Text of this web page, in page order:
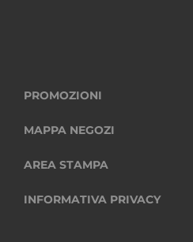
PROMOZIONI
MAPPA NEGOZI
AREA STAMPA
INFORMATIVA PRIVACY